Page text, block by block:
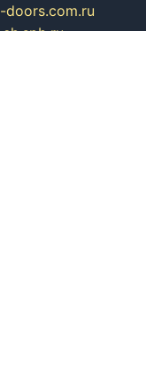
doors.com.ru